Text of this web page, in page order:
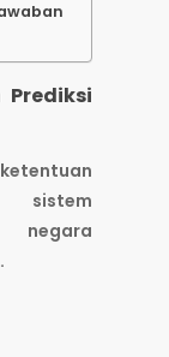
Prediksi
sistem
negara